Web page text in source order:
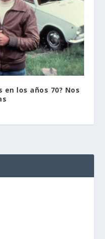
en los años 70? Nos